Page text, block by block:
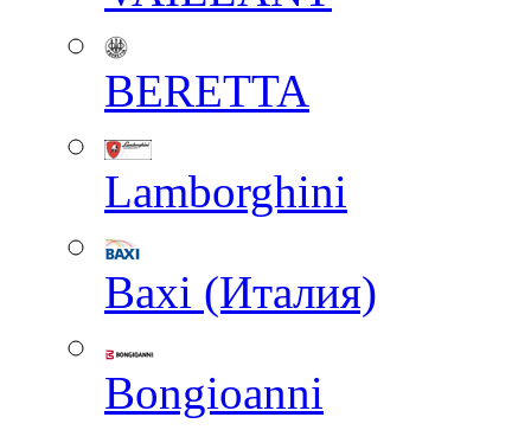
BERETTA
Lamborghini
Baxi (Италия)
Вongioanni